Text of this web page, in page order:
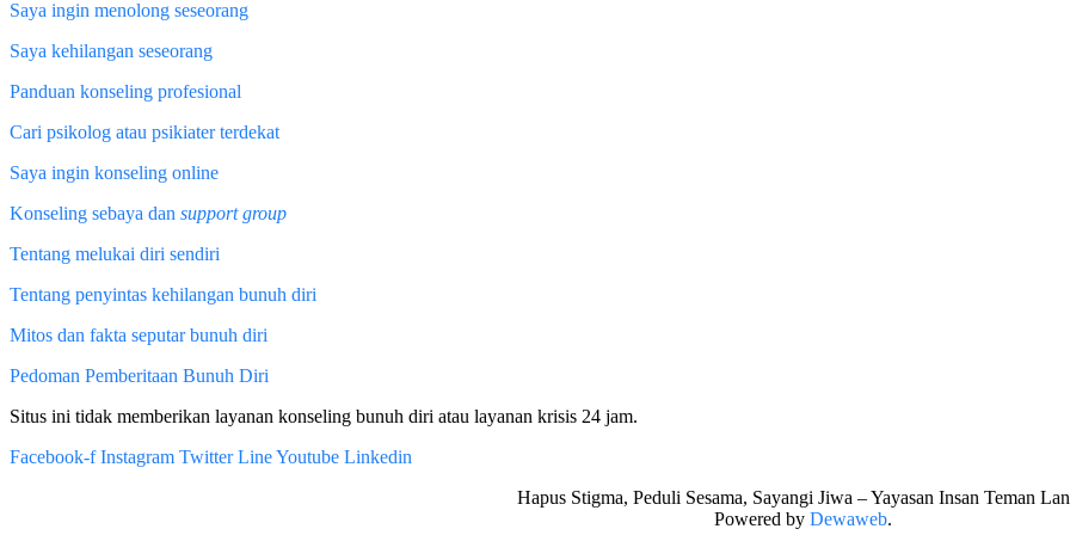
Saya ingin menolong seseorang
Saya kehilangan seseorang
Panduan konseling profesional
Cari psikolog atau psikiater terdekat
Saya ingin konseling online
Konseling sebaya dan support group
Tentang melukai diri sendiri
Tentang penyintas kehilangan bunuh diri
Mitos dan fakta seputar bunuh diri
Pedoman Pemberitaan Bunuh Diri
Situs ini tidak memberikan layanan konseling bunuh diri atau layanan krisis 24 jam.
Facebook-f Instagram Twitter LineYoutube Linkedin
Hapus Stigma, Peduli Sesama, Sayangi Jiwa – Yayasan Insan Teman
Powered by Dewaweb.